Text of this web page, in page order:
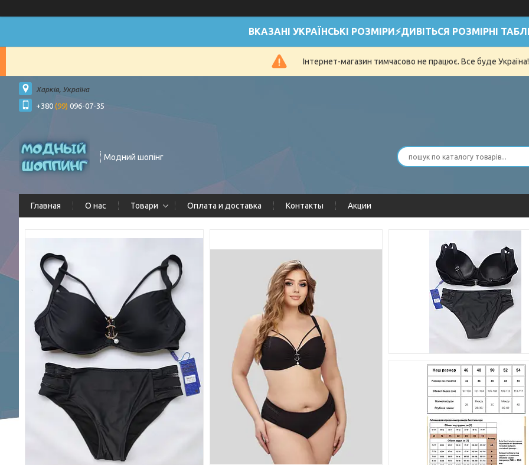
ВКАЗАНІ УКРАЇНСЬКІ РОЗМІРИ⚡ДИВІТЬСЯ РОЗМІРНІ
Інтернет-магазин тимчасово не працює. Все буде Україна!
Харків, Україна
+380 (99) 096-07-35
Модний шопінг
Главная О нас Товари Оплата и доставка Контакты Акции